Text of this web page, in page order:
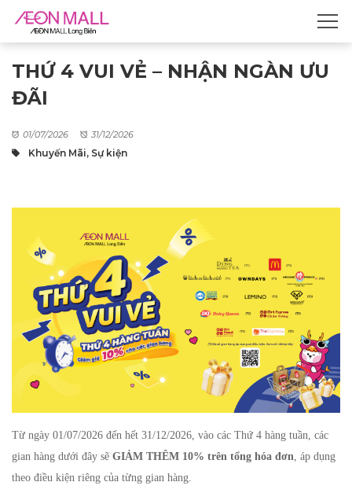
THỨ 4 VUI VẺ – NHẬN NGÀN ƯU
ĐÃI
01/07/2026 31/12/2026
Khuyến Mãi, Sự kiện
Từ ngày 01/07/2026 đến hết 31/12/2026, vào các Thứ 4 hàng tuần, các
gian hàng dưới đây sẽ GIẢM THÊM 10% trên tổng hóa đơn, áp dụng
theo điều kiện riêng của từng gian hàng.